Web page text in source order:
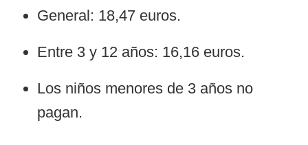
General: 18,47 euros.
Entre 3 y 12 años: 16,16 euros.
Los niños menores de 3 años no
pagan.